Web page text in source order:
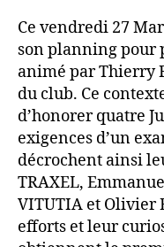
Ce vendredi 27
son planning pour
animé par Thierry
du club. Ce
d’honorer quatre
exigences d’un
décrochent ainsi
TRAXEL,
VITUTIA et Olivier
efforts et leur